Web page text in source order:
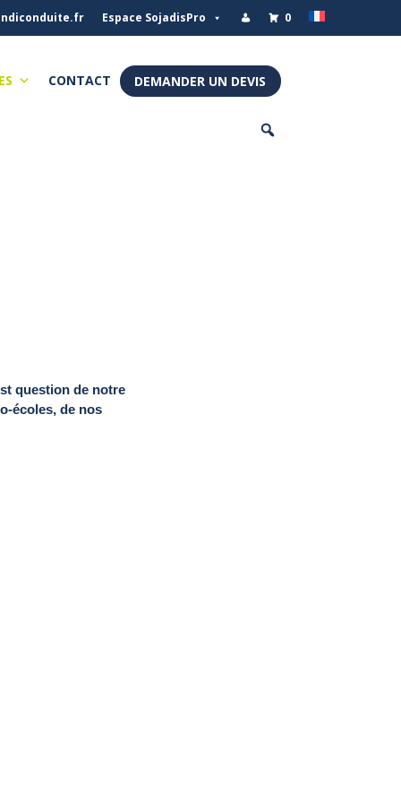
Espace SojadisPro 0
CONTACT DEMANDER UN DEVIS
question de notre
écoles, de nos